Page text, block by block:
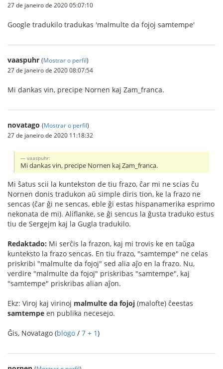
27 de janeiro de 2020 05:07:10
Google tradukilo tradukas 'malmulte da fojoj samtempe'
vaaspuhr (Mostrar o perfil)
27 de janeiro de 2020 08:07:54
Mi dankas vin, precipe Nornen kaj Zam_franca.
novatago (Mostrar o perfil)
27 de janeiro de 2020 11:18:32
vaaspuhr:
Mi dankas vin, precipe Nornen kaj Zam_franca.
Mi ŝatus scii la kuntekston de tiu frazo, ĉar mi ne scias ĉu
Nornen donis tradukon aŭ simple diris tion, ke la frazo ne
sencas (ĉar ĝi ne sencas, eble ĝi estas hispanamerika esprimo
nekonata de mi). Aliflanke, se ĝi sencus la ĝusta traduko estus
tiu de Sergejm kaj la Gugla tradukilo.
Redaktado: Mi serĉis la frazon, kaj mi trovis ke en taŭga
kunteksto la frazo sencas. En tiu frazo, "samtempe" ne celas
priskribi "malmulte da fojoj" sed alia aĵo en la frazo. Nu,
verdire "malmulte da fojoj" priskribas "samtempe", kaj
"samtempe" priskribas alian aĵon.
Ekz: Viroj kaj virinoj malmulte da fojoj (malofte) ĉeestas
samtempe en publika necesejo.
Ĝis, Novatago (blogo / 7 + 1)